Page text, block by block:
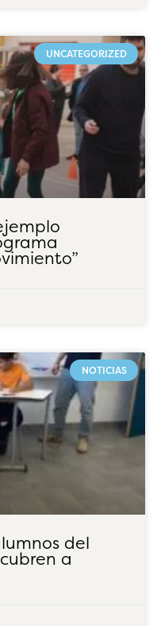
UNCATEGORIZED
NOTICIAS
del
a